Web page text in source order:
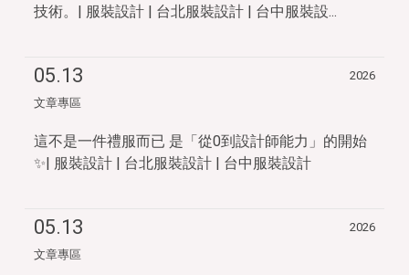
技術。| 服裝設計 | 台北服裝設計 | 台中服裝設...
05.13
2026
文章專區
這不是一件禮服而已 是「從0到設計師能力」的開始
✨| 服裝設計 | 台北服裝設計 | 台中服裝設計
05.13
2026
文章專區